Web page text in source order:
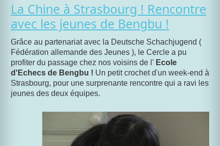
La Chine à Strasbourg ! Rencontre
avec les jeunes de Bengbu !
Grâce au partenariat avec la Deutsche Schachjugend (
Fédération allemande des Jeunes ), le Cercle a pu
profiter du passage chez nos voisins de l' Ecole
d'Echecs de Bengbu ! Un petit crochet d'un week-end à
Strasbourg, pour une surprenante rencontre qui a ravi les
jeunes des deux équipes.